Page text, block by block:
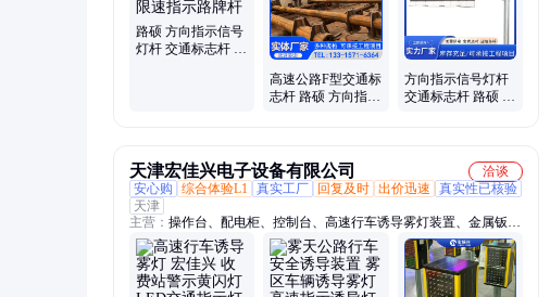
路硕 方向指示信号
灯杆 交通标志杆 高
高速公路F型交通标
志杆 路硕 方向指示
方向指示信号灯杆
交通标志杆 路硕 高
天津宏佳兴电子设备有限公司
洽谈
安心购
综合体验L1 真实工厂 回复及时 出价迅速
真实性已核验
天津
主营： 操作台、配电柜、控制台、高速行车诱导雾灯装置、金属钣
金、不锈钢板、钣金工具、机械部件、配电箱柜、网络机柜、钣金折
弯、机柜安防、移动机柜、机床钣金、承接钣金、机柜机箱、钣金外
壳、激光切割、工业机柜、大厅工作台、不锈钢外壳、一体化机柜、